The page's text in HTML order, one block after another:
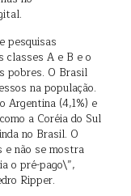
pesquisas
classes A e B e o
pobres. O Brasil
na população.
Argentina (4,1%) e
a Coréia do Sul
no Brasil. O
e não se mostra
o pré-pago\”,
Ripper.